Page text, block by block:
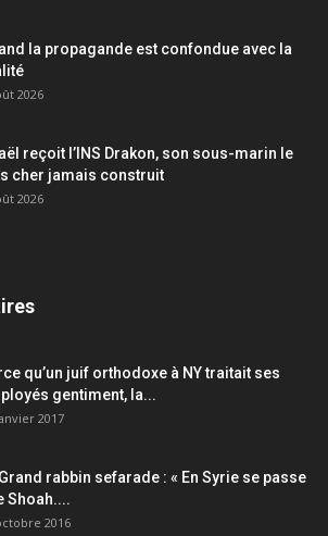
la propagande est confondue avec la
2026
reçoit l’INS Drakon, son sous-marin le
cher jamais construit
2026
qu’un juif orthodoxe à NY traitait ses
gentiment, la...
2017
rabbin sefarade : « En Syrie se passe
Shoah....
2016